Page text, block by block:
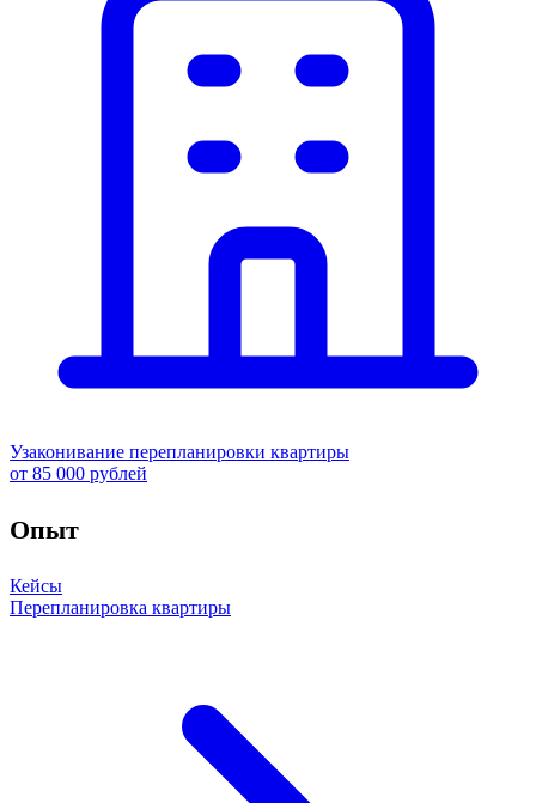
Узаконивание перепланировки квартиры
от 85 000 рублей
Опыт
Кейсы
Перепланировка квартиры